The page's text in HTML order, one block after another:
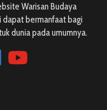
Warisan Budaya
dapat bermanfaat bagi
dunia pada umumnya.